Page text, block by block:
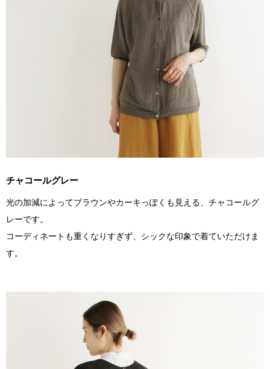
チャコールグレー
光の加減によってブラウンやカーキっぽくも見える、チャコールグ
レーです。
コーディネートも重くなりすぎず、シックな印象で着ていただけま
す。